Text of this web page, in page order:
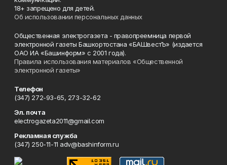
18+ запрещено для детей.
Об использовании персональных данных
Общественная электрогазета - правопреемница первой
электронной газеты Башкортостана «БАШвестЪ» (издается
ОАО ИА «Башинформ» с 2001 года).
Правила использования материалов «Общественной
электронной газеты»
Телефон
(347) 272-93-65, 273-32-62
Эл. почта
electrogazeta2011@gmail.com
Рекламная служба
(347) 250-11-11 adv@bashinform.ru